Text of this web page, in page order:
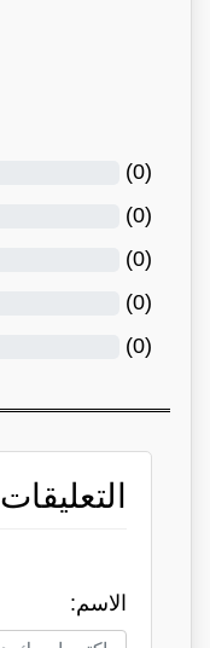
(
0
)
(
0
)
(
0
)
(
0
)
(
0
)
التعليقات
الاسم: